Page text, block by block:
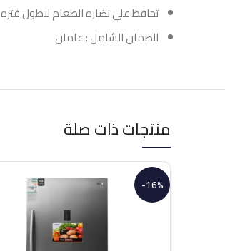
تحافظ علي نضاره الطعام لاطول فتره
الضمان الشامل : عامان
منتجات ذات صلة
-16%